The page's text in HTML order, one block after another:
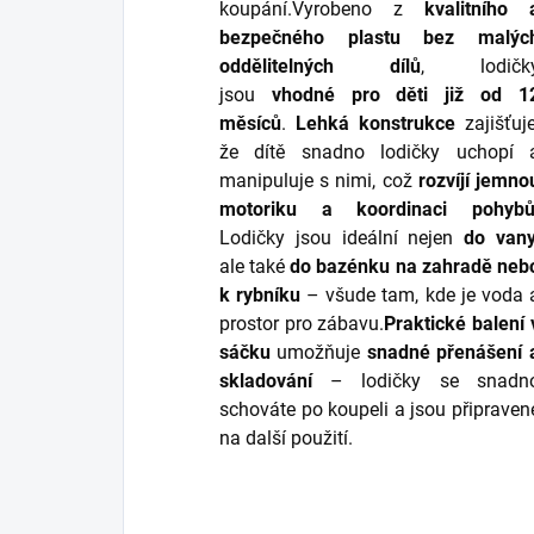
koupání.Vyrobeno z
kvalitního
bezpečného plastu bez
oddělitelných dílů,
jsou vhodné pro děti již od
měsíců. Lehká konstrukce
že dítě snadno lodičky uchopí
manipuluje s nimi, což rozvíjí
motoriku a koordinaci pohybů
Lodičky jsou ideální nejendo
ale takédo bazénku na zahradě
k rybníku – všude tam, kde je voda
prostor pro zábavu. Praktické balení
sáčku umožňuje snadné přenášení
skladování– lodičky se
schováte po koupeli a jsou
na další použití.